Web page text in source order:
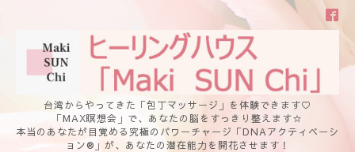
台湾からやってきた「包丁マッサージ」を体験できます♡
「MAX瞑想会」で、あなたの脳をすっきり整えます☆
本当のあなたが目覚める究極のパワーチャージ「DNAアクティベーシ
ョン®」が、あなたの潜在能力を開花させます！